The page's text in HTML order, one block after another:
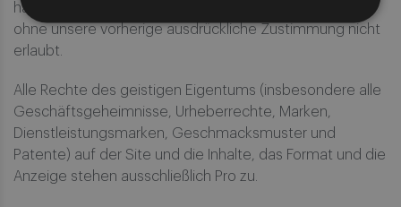
halber: Framing dieser Website oder Teilen davon ist
ohne unsere vorherige ausdrückliche Zustimmung nicht
erlaubt.
Alle Rechte des geistigen Eigentums (insbesondere alle
Geschäftsgeheimnisse, Urheberrechte, Marken,
Dienstleistungsmarken, Geschmacksmuster und
Patente) auf der Site und die Inhalte, das Format und die
Anzeige stehen ausschließlich Pro zu.